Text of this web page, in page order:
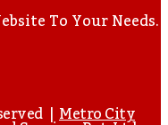
To Your Needs.
|Metro City